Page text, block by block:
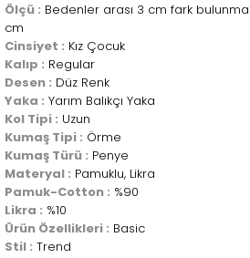
Ölçü : Bedenler arası 3 cm fark
cm
Cinsiyet : Kız Çocuk
Kalıp : Regular
Desen : Düz Renk
Yaka : Yarım Balıkçı Yaka
Kol Tipi : Uzun
Kumaş Tipi : Örme
Kumaş Türü : Penye
Materyal : Pamuklu, Likra
Pamuk-Cotton : %90
Likra : %10
Ürün Özellikleri : Basic
Stil : Trend